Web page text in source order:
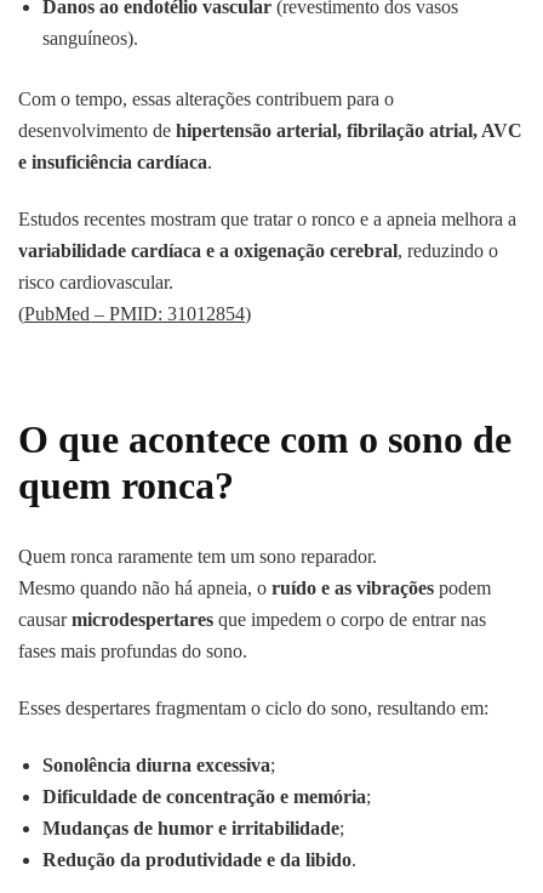
Danos ao endotélio vascular (revestimento dos vasos
sanguíneos).
Com o tempo, essas alterações contribuem para o
desenvolvimento de hipertensão arterial, fibrilação atrial, AVC
e insuficiência cardíaca.
Estudos recentes mostram que tratar o ronco e a apneia melhora a
variabilidade cardíaca e a oxigenação cerebral, reduzindo o
risco cardiovascular.
(PubMed – PMID: 31012854)
O que acontece com o sono de
quem ronca?
Quem ronca raramente tem um sono reparador.
Mesmo quando não há apneia, o ruído e as vibrações podem
causarmicrodespertares que impedem o corpo de entrar nas
fases mais profundas do sono.
Esses despertares fragmentam o ciclo do sono, resultando em:
Sonolência diurna excessiva;
Dificuldade de concentração e memória;
Mudanças de humor e irritabilidade;
Redução da produtividade e da libido.